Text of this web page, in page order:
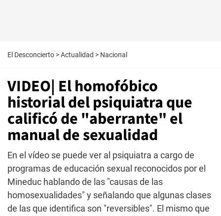
El Desconcierto >Actualidad > Nacional
VIDEO| El homofóbico
historial del psiquiatra que
calificó de "aberrante" el
manual de sexualidad
En el vídeo se puede ver al psiquiatra a cargo de
programas de educación sexual reconocidos por el
Mineduc hablando de las "causas de las
homosexualidades" y señalando que algunas clases
de las que identifica son "reversibles". El mismo que